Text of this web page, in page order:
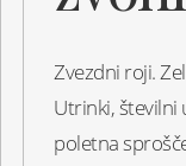
Zvezdni roji.
Utrinki, številni
poletna